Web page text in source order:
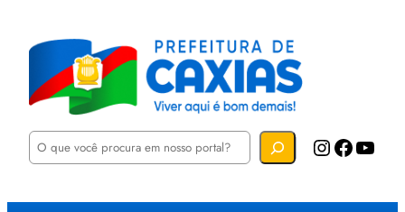
P
u
Instagram Facebook YouTube